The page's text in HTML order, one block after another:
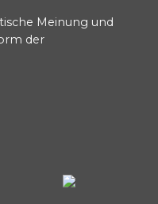
Meinung und
der